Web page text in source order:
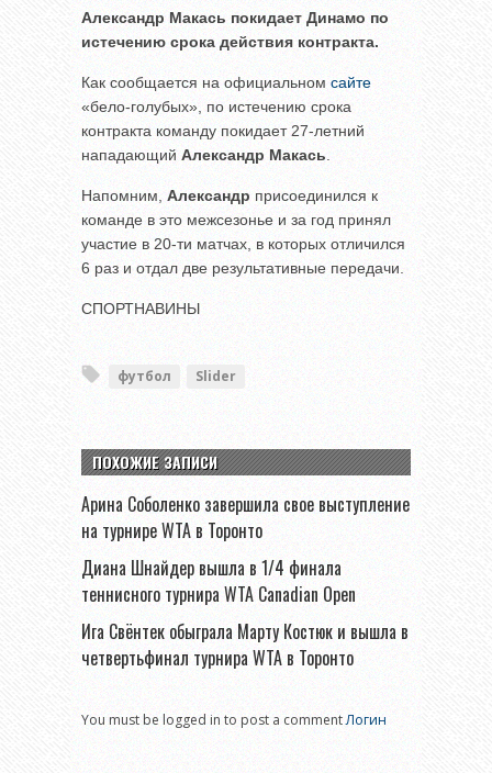
Александр Макась покидает Динамо по
истечению срока действия контракта.
Как сообщается на официальном сайте
«бело-голубых», по истечению срока
контракта команду покидает 27-летний
нападающий Александр Макась.
Напомним, Александр присоединился к
команде в это межсезонье и за год принял
участие в 20-ти матчах, в которых отличился
6 раз и отдал две результативные передачи.
СПОРТНАВИНЫ
футбол Slider
ПОХОЖИЕ ЗАПИСИ
Арина Соболенко завершила свое выступление
на турнире WTA в Торонто
Диана Шнайдер вышла в 1/4 финала
теннисного турнира WTA Canadian Open
Ига Свёнтек обыграла Марту Костюк и вышла в
четвертьфинал турнира WTA в Торонто
You must be logged in to post a commentЛогин